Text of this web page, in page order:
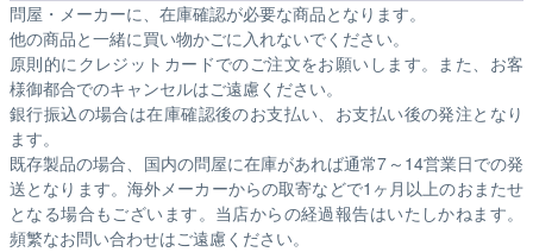
問屋・メーカーに、在庫確認が必要な商品となります。
他の商品と一緒に買い物かごに入れないでください。
原則的にクレジットカードでのご注文をお願いします。また、お客
様御都合でのキャンセルはご遠慮ください。
銀行振込の場合は在庫確認後のお支払い、お支払い後の発注となり
ます。
既存製品の場合、国内の問屋に在庫があれば通常7～14営業日での発
送となります。海外メーカーからの取寄などで1ヶ月以上のおまたせ
となる場合もございます。 当店からの経過報告はいたしかねます。
頻繁なお問い合わせはご遠慮ください。